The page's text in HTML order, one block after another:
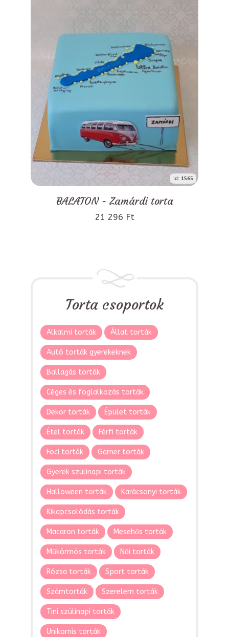
id: 1565
BALATON - Zamárdi torta
21 296 Ft
Torta csoportok
Alkalmi torták Állat torták
Autó torták gyerekeknek
Ballagás torták
Céges és foglalkozás torták
Dekor torták Épület torták
Étel torták Férfi torták
Foci torták Gamer torták
Gyerek szülinapi torták
Halloween torták Karácsonyi torták
Kikapcsolódás torták
Macaron torták Mesehős torták
Műkörmös torták Női torták
Rózsa torták Sport torták
Számtorták Szerelem torták
Tini szülinapi torták
Unikornis torták